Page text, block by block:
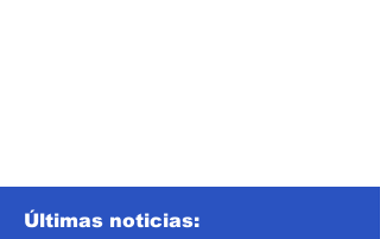
Últimas noticias: